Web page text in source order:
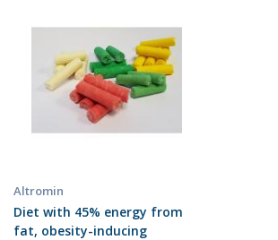
Altromin
Diet with 45% energy from
fat, obesity-inducing